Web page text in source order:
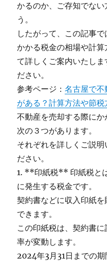
かるのか、ご存知でな
う。
したがって、この記事
かかる税金の相場や計
て詳しくご案内いたしま
ださい。
参考ページ：名古屋で
がある？計算方法や節税
不動産を売却する際にか
次の３つがあります。
それぞれを詳しくご説明
ださい。
1. **印紙税** 印紙税と
に発生する税金です。
契約書などに収入印紙
できます。
この印紙税は、契約書
率が変動します。
2024年3月31日までの